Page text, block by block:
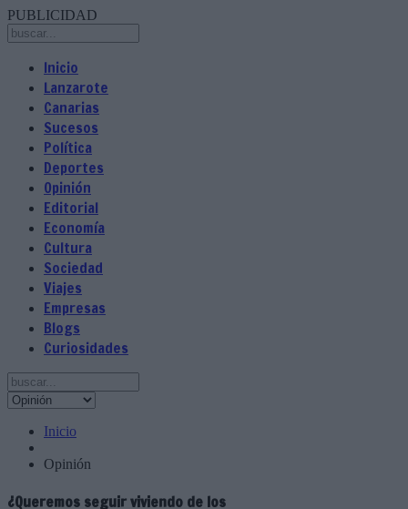
PUBLICIDAD
Inicio
Lanzarote
Canarias
Sucesos
Política
Deportes
Opinión
Editorial
Economía
Cultura
Sociedad
Viajes
Empresas
Blogs
Curiosidades
Inicio
Opinión
¿Queremos seguir viviendo de los